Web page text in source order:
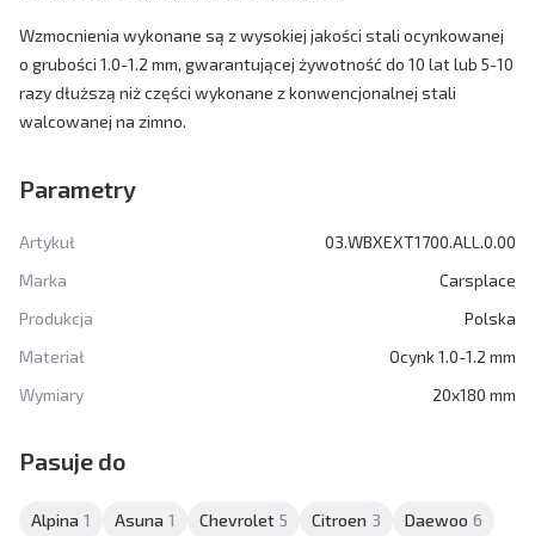
Wzmocnienia wykonane są z wysokiej jakości stali ocynkowanej
o grubości 1.0-1.2 mm, gwarantującej żywotność do 10 lat lub 5-10
razy dłuższą niż części wykonane z konwencjonalnej stali
walcowanej na zimno.
Parametry
Artykuł
03.WBXEXT1700.ALL.0.00
Marka
Carsplace
Produkcja
Polska
Materiał
Ocynk 1.0-1.2 mm
Wymiary
20x180 mm
Pasuje do
Alpina 1 Asuna 1 Chevrolet 5 Citroen 3 Daewoo 6